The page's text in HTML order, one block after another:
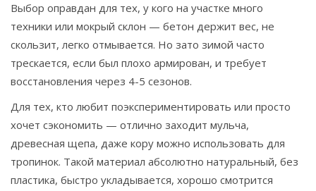
Выбор оправдан для тех, у кого на участке много
техники или мокрый склон — бетон держит вес, не
скользит, легко отмывается. Но зато зимой часто
трескается, если был плохо армирован, и требует
восстановления через 4-5 сезонов.
Для тех, кто любит поэкспериментировать или просто
хочет сэкономить — отлично заходит мульча,
древесная щепа, даже кору можно использовать для
тропинок. Такой материал абсолютно натуральный, без
пластика, быстро укладывается, хорошо смотрится